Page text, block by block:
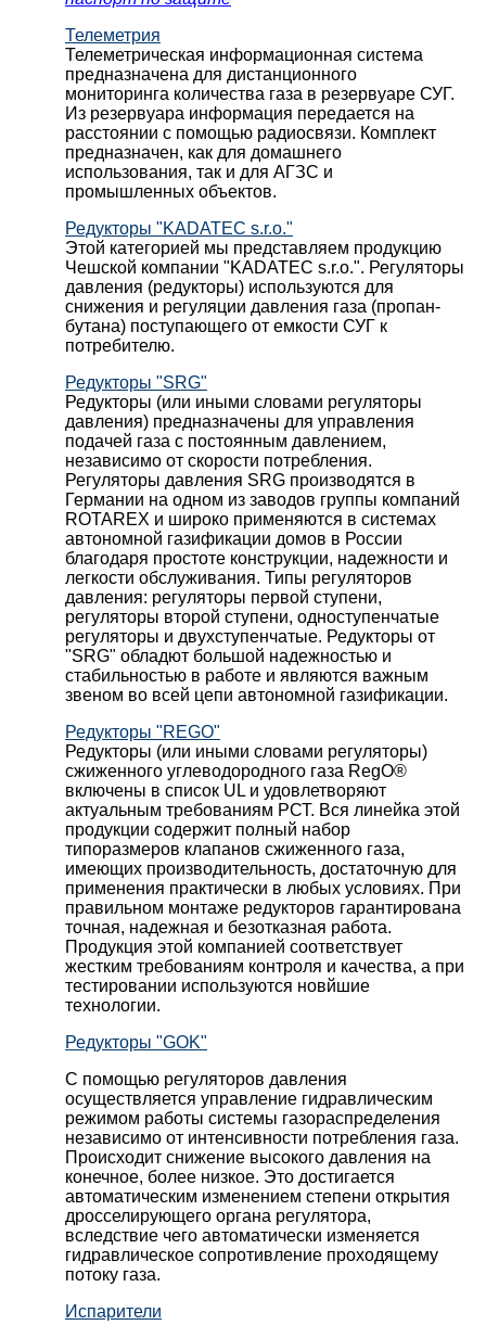
Телеметрия
Телеметрическая информационная система
предназначена для дистанционного
мониторинга количества газа в резервуаре СУГ.
Из резервуара информация передается на
расстоянии с помощью радиосвязи. Комплект
предназначен, как для домашнего
использования, так и для АГЗС и
промышленных объектов.
Редукторы "KADATEC s.r.o."
Этой категорией мы представляем продукцию
Чешской компании "KADATEC s.r.o.". Регуляторы
давления (редукторы) используются для
снижения и регуляции давления газа (пропан-
бутана) поступающего от емкости СУГ к
потребителю.
Редукторы "SRG"
Редукторы (или иными словами регуляторы
давления) предназначены для управления
подачей газа с постоянным давлением,
независимо от скорости потребления.
Регуляторы давления SRG производятся в
Германии на одном из заводов группы компаний
ROTAREX и широко применяются в системах
автономной газификации домов в России
благодаря простоте конструкции, надежности и
легкости обслуживания. Типы регуляторов
давления: регуляторы первой ступени,
регуляторы второй ступени, одноступенчатые
регуляторы и двухступенчатые. Редукторы от
"SRG" обладют большой надежностью и
стабильностью в работе и являются важным
звеном во всей цепи автономной газификации.
Редукторы "REGO"
Редукторы (или иными словами регуляторы)
сжиженного углеводородного газа RegO®
включены в список UL и удовлетворяют
актуальным требованиям РСТ. Вся линейка этой
продукции содержит полный набор
типоразмеров клапанов сжиженного газа,
имеющих производительность, достаточную для
применения практически в любых условиях. При
правильном монтаже редукторов гарантирована
точная, надежная и безотказная работа.
Продукция этой компанией соответствует
жестким требованиям контроля и качества, а при
тестировании используются новйшие
технологии.
Редукторы "GOK"
С помощью регуляторов давления
осуществляется управление гидравлическим
режимом работы системы газораспределения
независимо от интенсивности потребления газа.
Происходит снижение высокого давления на
конечное, более низкое. Это достигается
автоматическим изменением степени открытия
дросселирующего органа регулятора,
вследствие чего автоматически изменяется
гидравлическое сопротивление проходящему
потоку газа.
Испарители